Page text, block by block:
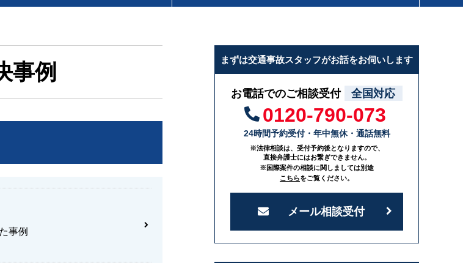
事例
事例
まずは交通事故スタッフがお話をお伺いします
お電話でのご相談受付 全国対応
0120-790-073
24時間予約受付・年中無休・通話無料
※法律相談は、受付予約後となりますので、
直接弁護士にはお繋ぎできません。
※国際案件の相談に関しましては別途
こちらをご覧ください。
メール相談受付